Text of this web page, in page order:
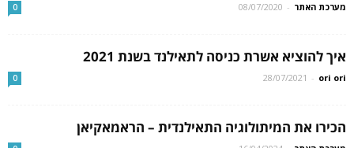
מערכת האתר -
08/07/2020
0
איך להוציא אשרת כניסה לתאילנד בשנת 2021
ori ori
-
28/07/2021
0
הכירו את המיתולוגיה התאילנדית – הראמאקיאן